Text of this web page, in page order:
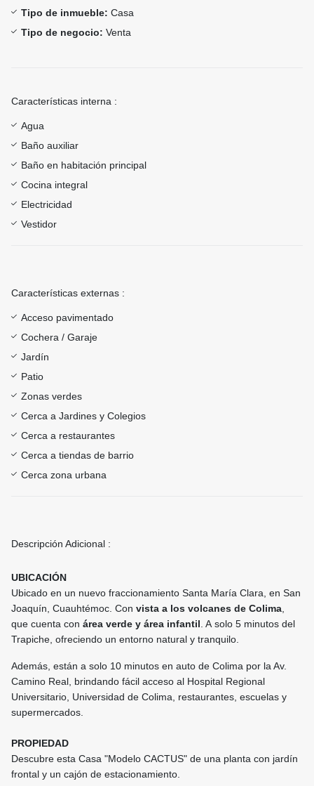
Tipo de inmueble: Casa
Tipo de negocio: Venta
Características interna :
Agua
Baño auxiliar
Baño en habitación principal
Cocina integral
Electricidad
Vestidor
Características externas :
Acceso pavimentado
Cochera / Garaje
Jardín
Patio
Zonas verdes
Cerca a Jardines y Colegios
Cerca a restaurantes
Cerca a tiendas de barrio
Cerca zona urbana
Descripción Adicional :
UBICACIÓN
Ubicado en un nuevo fraccionamiento Santa María Clara, en San
Joaquín, Cuauhtémoc. Con vista a los volcanes de Colima,
que cuenta con área verde y área infantil. A solo 5 minutos del
Trapiche, ofreciendo un entorno natural y tranquilo.
Además, están a solo 10 minutos en auto de Colima por la Av.
Camino Real, brindando fácil acceso al Hospital Regional
Universitario, Universidad de Colima, restaurantes, escuelas y
supermercados.
PROPIEDAD
Descubre esta Casa "Modelo CACTUS" de una planta con jardín
frontal y un cajón de estacionamiento.